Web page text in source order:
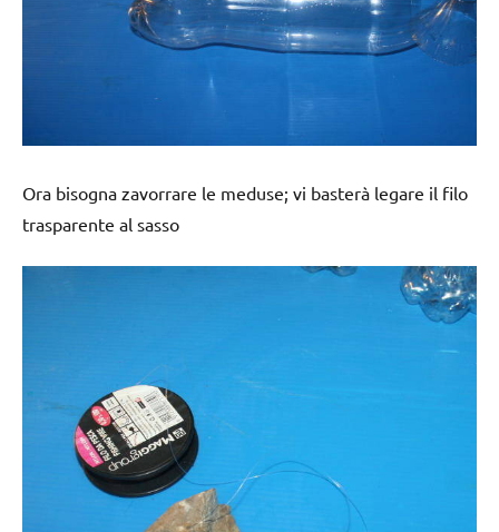
Ora bisogna zavorrare le meduse; vi basterà legare il filo
trasparente al sasso